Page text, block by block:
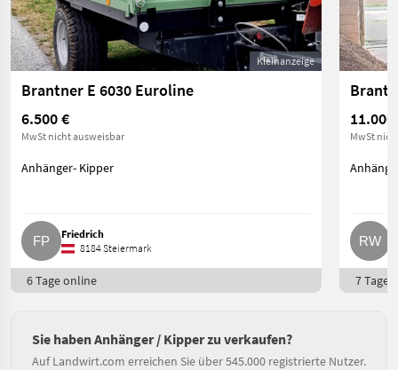
Kleinanzeige
Brantner E 6030 Euroline
6.500 €
MwSt nicht ausweisbar
Anhänger- Kipper
Friedrich
8184 Steiermark
6 Tage online
11.000
MwSt
7 Tage
Sie haben Anhänger / Kipper zu verkaufen?
Auf Landwirt.com erreichen Sie über 545.000 registrierte Nutzer.